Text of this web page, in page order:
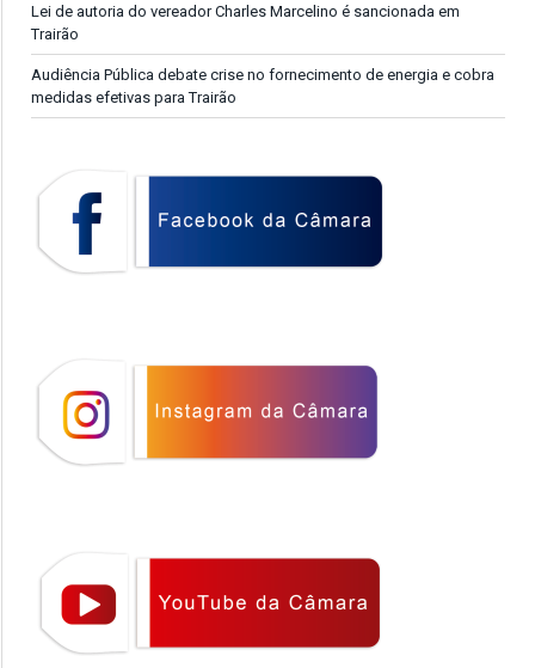
Lei de autoria do vereador Charles Marcelino é sancionada em
Trairão
Audiência Pública debate crise no fornecimento de energia e cobra
medidas efetivas para Trairão